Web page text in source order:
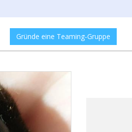
Gründe eine Teaming-Gruppe